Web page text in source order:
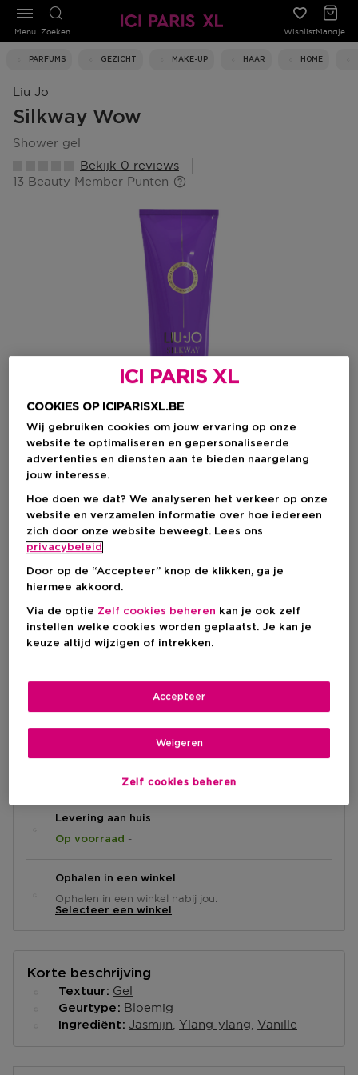
Zoeken WishlistMandje
PARFUMS GEZICHT MAKE-UP HAAR HOME
Menu
Liu Jo
Silkway Wow
shower gel
Bekijk 0 reviews
13 Beauty Member Punten
Kies je formaat
400 ML Op voorraad
400 ML
Kortingsprijs
€ 13,17
€ 15,50
Kortingsprijs
€ 13,17
Aanbevolen verkoopprijs fabrikant
IN WINKELMANDJE
Levering aan huis
Op voorraad -
Ophalen in een winkel
Ophalen in een winkel nabij jou.
Selecteer een winkel
Korte beschrijving
Textuur Gel
Geurtype Bloemig
Ingrediënt Jasmijn Ylang-ylang Vanille
ICI PARIS XL
COOKIES OP ICIPARISXL.BE
Wij gebruiken cookies om jouw ervaring op onze
website te optimaliseren en gepersonaliseerde
advertenties en diensten aan te bieden naargelang
jouw interesse.
Hoe doen we dat? We analyseren het verkeer op onze
website en verzamelen informatie over hoe iedereen
zich door onze website beweegt. Lees ons
privacybeleid
Door op de “Accepteer” knop de klikken, ga je
hiermee akkoord.
Via de optie Zelf cookies beheren kan je ook zelf
instellen welke cookies worden geplaatst. Je kan je
keuze altijd wijzigen of intrekken.
Zelf cookies beheren
Weigeren
Accepteer